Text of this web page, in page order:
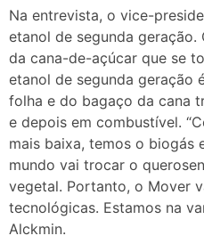
Na entrevista, o vice-
etanol de segunda
da cana-de-açúcar que se
etanol de segunda geração
folha e do bagaço da cana
e depois em combustível.
mais baixa, temos o biogás
mundo vai trocar o
vegetal. Portanto, o Mover
tecnológicas. Estamos na
Alckmin.